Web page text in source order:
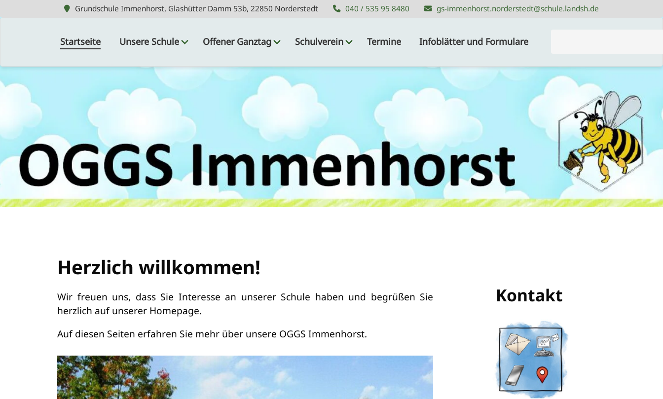
Grundschule Immenhorst, Glashütter Damm 53b, 22850 Norderstedt 040 / 535 95 8480 gs-immenhorst.norderstedt@schule.landsh.de
überspringenStartseite Unsere Schule Offener Ganztag Schulverein Termine Infoblätter und Formulare
Grundschule Immenhorst, Glashütter Damm 53b, 22850 Norderstedt 040 / 535 95 8480 gs-immenhorst.norderstedt@schule.landsh.de
Herzlich willkommen!
Wir freuen uns, dass Sie Interesse an unserer Schule haben und begrüßen Sie
herzlich auf unserer Homepage.
Auf diesen Seiten erfahren Sie mehr über unsere OGGS Immenhorst.
Kontakt